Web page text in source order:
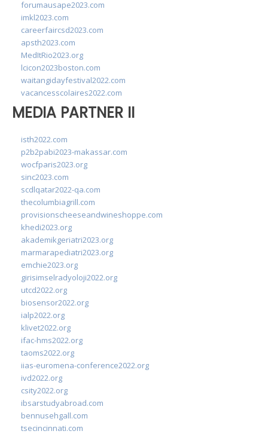
forumausape2023.com
imkl2023.com
careerfaircsd2023.com
apsth2023.com
MedItRio2023.org
lcicon2023boston.com
waitangidayfestival2022.com
vacancesscolaires2022.com
MEDIA PARTNER II
isth2022.com
p2b2pabi2023-makassar.com
wocfparis2023.org
sinc2023.com
scdlqatar2022-qa.com
thecolumbiagrill.com
provisionscheeseandwineshoppe.com
khedi2023.org
akademikgeriatri2023.org
marmarapediatri2023.org
emchie2023.org
girisimselradyoloji2022.org
utcd2022.org
biosensor2022.org
ialp2022.org
klivet2022.org
ifac-hms2022.org
taoms2022.org
iias-euromena-conference2022.org
ivd2022.org
csity2022.org
ibsarstudyabroad.com
bennusehgall.com
tsecincinnati.com